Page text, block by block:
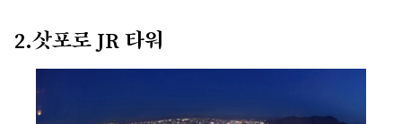
2.삿포로 JR 타워